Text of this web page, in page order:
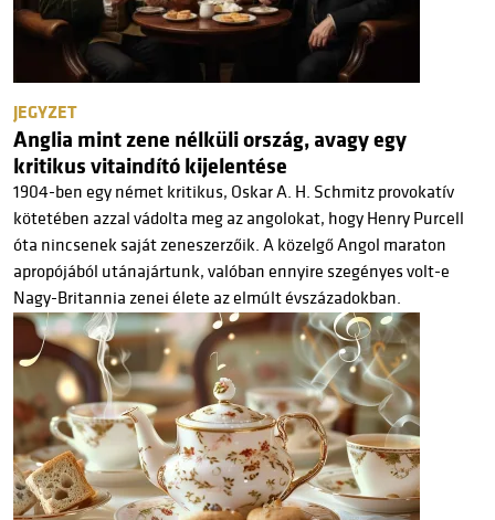
JEGYZET
Anglia mint zene nélküli ország, avagy egy
kritikus vitaindító kijelentése
1904-ben egy német kritikus, Oskar A. H. Schmitz provokatív
kötetében azzal vádolta meg az angolokat, hogy Henry Purcell
óta nincsenek saját zeneszerzőik. A közelgő Angol maraton
apropójából utánajártunk, valóban ennyire szegényes volt-e
Nagy-Britannia zenei élete az elmúlt évszázadokban.